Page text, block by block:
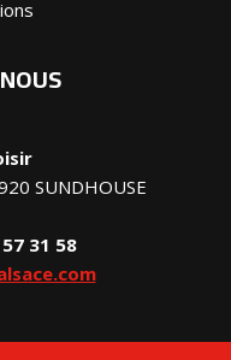
SUNDHOUSE
31 58